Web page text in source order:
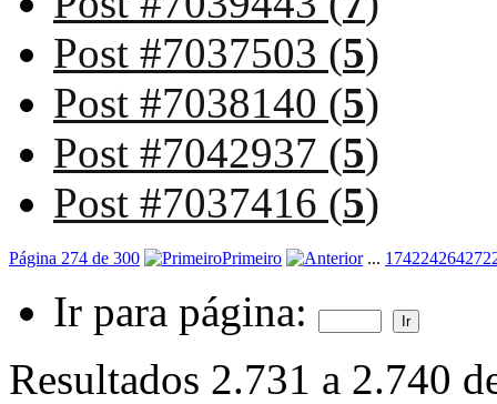
Post #7037503 (5)
Post #7038140 (5)
Post #7042937 (5)
Post #7037416 (5)
Página 274 de 300 Primeiro ... 174224264272
Ir para página:
Resultados 2.731 a 2.740